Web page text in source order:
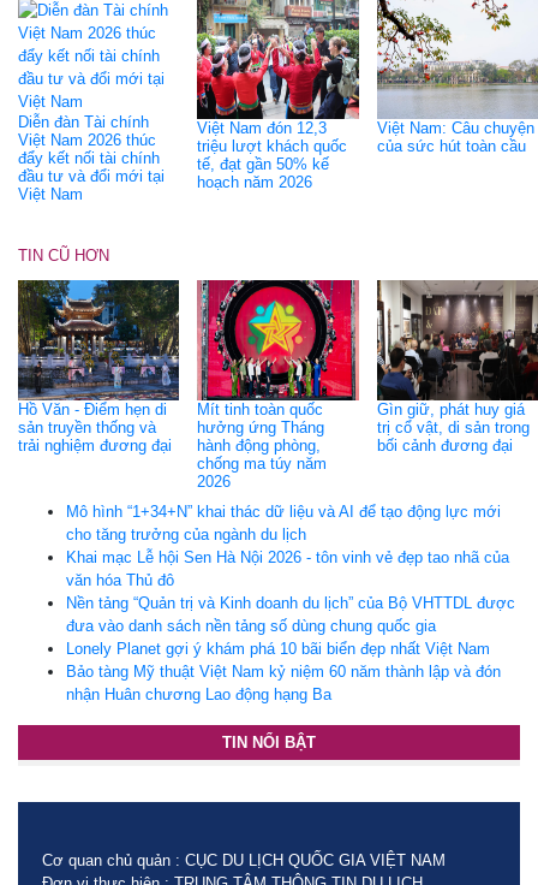
Diễn đàn Tài chính
Việt Nam 2026 thúc
đẩy kết nối tài chính
đầu tư và đổi mới tại
Việt Nam
Việt Nam đón 12,3
triệu lượt khách quốc
tế, đạt gần 50% kế
hoạch năm 2026
Việt Nam: Câu chuyện
của sức hút toàn cầu
TIN CŨ HƠN
Hồ Văn - Điểm hẹn di
sản truyền thống và
trải nghiệm đương đại
Mít tinh toàn quốc
hưởng ứng Tháng
hành động phòng,
chống ma túy năm
2026
Gìn giữ, phát huy giá
trị cổ vật, di sản trong
bối cảnh đương đại
Mô hình “1+34+N” khai thác dữ liệu và AI để tạo động lực mới
cho tăng trưởng của ngành du lịch
Khai mạc Lễ hội Sen Hà Nội 2026 - tôn vinh vẻ đẹp tao nhã của
văn hóa Thủ đô
Nền tảng “Quản trị và Kinh doanh du lịch” của Bộ VHTTDL được
đưa vào danh sách nền tảng số dùng chung quốc gia
Lonely Planet gợi ý khám phá 10 bãi biển đẹp nhất Việt Nam
Bảo tàng Mỹ thuật Việt Nam kỷ niệm 60 năm thành lập và đón
nhận Huân chương Lao động hạng Ba
TIN NỔI BẬT
Cơ quan chủ quản : CỤC DU LỊCH QUỐC GIA VIỆT NAM